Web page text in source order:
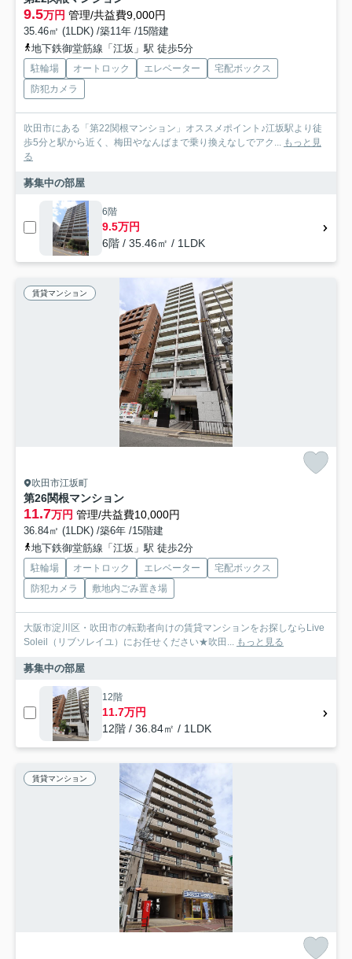
9.5万円 管理/共益費9,000円
35.46㎡ (1LDK) /築11年 /15階建
地下鉄御堂筋線「江坂」駅 徒歩5分
駐輪場 オートロック エレベーター
宅配ボックス
防犯カメラ
吹田市にある「第22関根マンション」オススメポイント♪江坂駅より徒
歩5分と駅から近く、梅田やなんばまで乗り換えなしでアク...
もっと見
る
募集中の部屋
6階
9.5万円
6階 / 35.46㎡ / 1LDK
賃貸マンション
吹田市江坂町
第26関根マンション
11.7万円 管理/共益費10,000円
36.84㎡ (1LDK) /築6年 /15階建
地下鉄御堂筋線「江坂」駅 徒歩2分
駐輪場 オートロック エレベーター
宅配ボックス
防犯カメラ
敷地内ごみ置き場
大阪市淀川区・吹田市の転勤者向けの賃貸マンションをお探しならLive
Soleil（リブソレイユ）にお任せください★吹田...
もっと見る
募集中の部屋
12階
11.7万円
12階 / 36.84㎡ / 1LDK
賃貸マンション